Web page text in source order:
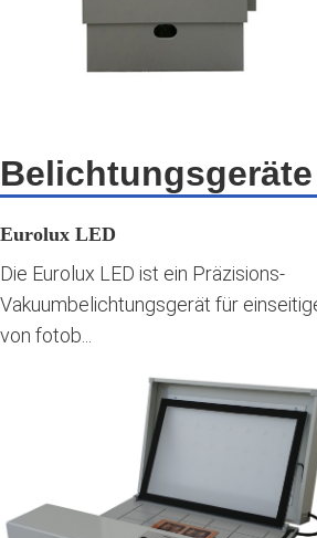
Belichtungsgeräte
Eurolux LED
Die Eurolux LED ist ein Präzisions-
Vakuumbelichtungsgerät für
von fotob...